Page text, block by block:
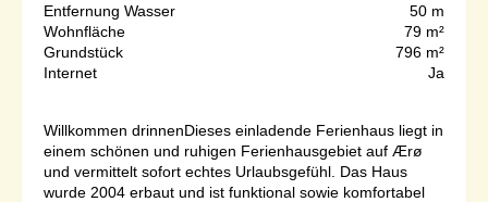
Entfernung Wasser
50 m
Wohnfläche
79 m²
Grundstück
796 m²
Internet
Ja
Willkommen drinnenDieses einladende Ferienhaus liegt in
einem schönen und ruhigen Ferienhausgebiet auf Ærø
und vermittelt sofort echtes Urlaubsgefühl. Das Haus
wurde 2004 erbaut und ist funktional sowie komfortabel